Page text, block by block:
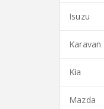
Isuzu
Karavan
Kia
Mazda